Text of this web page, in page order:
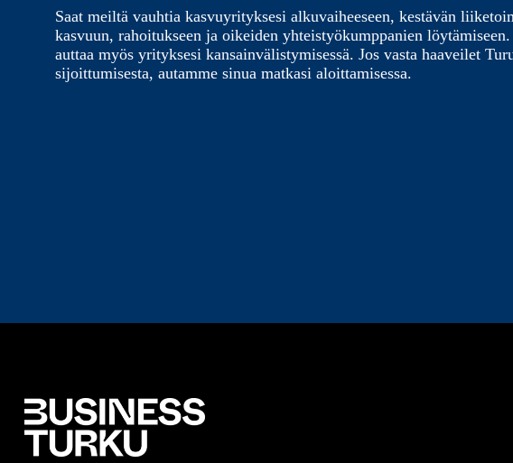
Saat meiltä vauhtia kasvuyrityksesi alkuvaiheeseen, kestävän
kasvuun, rahoitukseen ja oikeiden yhteistyökumppanien
auttaa myös yrityksesi kansainvälistymisessä. Jos vasta haaveilet
sijoittumisesta, autamme sinua matkasi aloittamisessa.